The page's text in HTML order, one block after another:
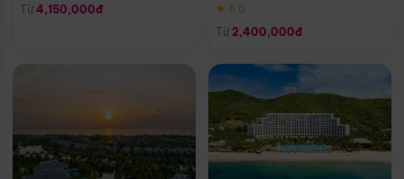
Từ 4,150,000đ
★ 5.0
Từ 2,400,000đ